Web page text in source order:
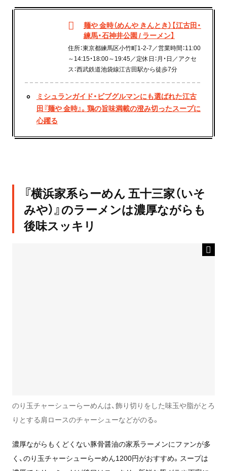
麺や 金時（めんや きんとき）【江古田・
練馬・石神井公園 / ラーメン】
住所：東京都練馬区小竹町1-2-7／営業時間：11:00
～14:15・18:00～19:45／定休日：月・日／アクセ
ス：西武鉄道池袋線江古田駅から徒歩7分
ミシュランガイド・ビブグルマンにも選ばれた江古
田『麺や 金時』。鶏の旨味満載の澄み切ったスープに
心躍る
『横浜家系らーめん 五十三家（いそ
みや）』のラーメンは濃厚ながらも
後味スッキリ
のり玉チャーシューらーめんは、飾り切りをした味玉や脂がとろ
りとする肩ロースのチャーシューなどがのる。
濃厚ながらもくどくない豚骨醤油の家系ラーメンにファンが多
く、のり玉チャーシューらーめん1200円がおすすめ。スープは